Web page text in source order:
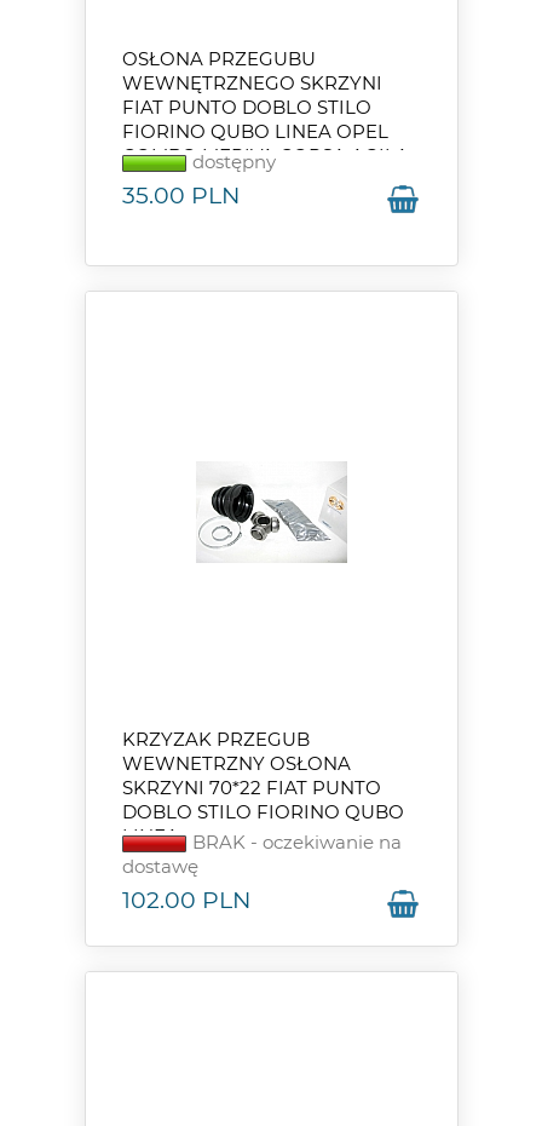
OSŁONA PRZEGUBU
WEWNĘTRZNEGO SKRZYNI
FIAT PUNTO DOBLO STILO
FIORINO QUBO LINEA OPEL
COMBO MERIVA CORSA AGILA
dostępny
35.00 PLN
KRZYZAK PRZEGUB
WEWNETRZNY OSŁONA
SKRZYNI 70*22 FIAT PUNTO
DOBLO STILO FIORINO QUBO
LINEA
BRAK - oczekiwanie na
dostawę
102.00 PLN